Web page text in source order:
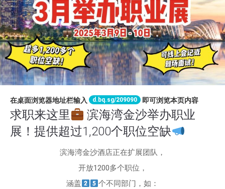
在桌面浏览器地址栏输入 d.bq.sg/209090 即可浏览本页内容
求职来这里
滨海湾金沙举办职业
展！提供超过1,200个职位空缺
滨海湾金沙酒店正在扩展团队，
开放1200多个职位，
涵盖
个不同部门，如：